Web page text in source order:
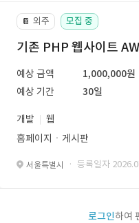
📔 외주 모집 중
기존 PHP 웹사이트
예상 금액
1,000,000원
예상 기간
30일
개발
웹
홈페이지ㆍ게시판
서울특별시 · 등록일자
로그인하여